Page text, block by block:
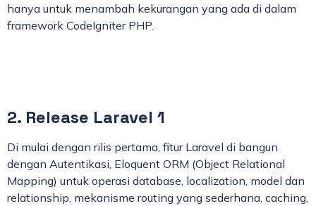
hanya untuk menambah kekurangan yang ada di dalam
framework CodeIgniter PHP.
2. Release Laravel 1
Di mulai dengan rilis pertama, fitur Laravel di bangun
dengan Autentikasi, Eloquent ORM (Object Relational
Mapping) untuk operasi database, localization, model dan
relationship, mekanisme routing yang sederhana, caching,